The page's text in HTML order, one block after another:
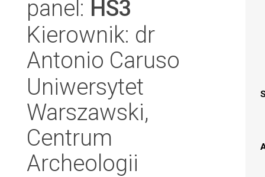
panel: HS3
Kierownik: dr
Antonio Caruso
Uniwersytet
Warszawski,
Centrum
Archeologii